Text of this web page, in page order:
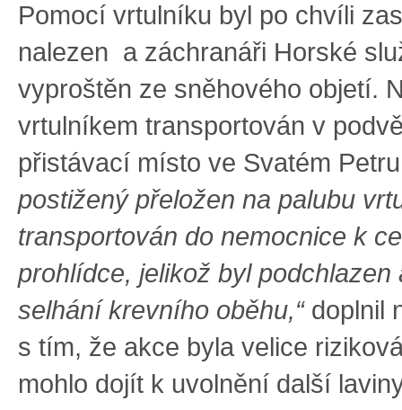
Pomocí vrtulníku byl po chvíli
nalezen a záchranáři Horské
vyproštěn ze sněhového objetí.
vrtulníkem transportován v
přistávací místo ve Svatém
postižený přeložen na palubu
transportován do nemocnice k
prohlídce, jelikož byl podchlazen
selhání krevního oběhu,“doplnil
s tím, že akce byla velice
mohlo dojít k uvolnění další